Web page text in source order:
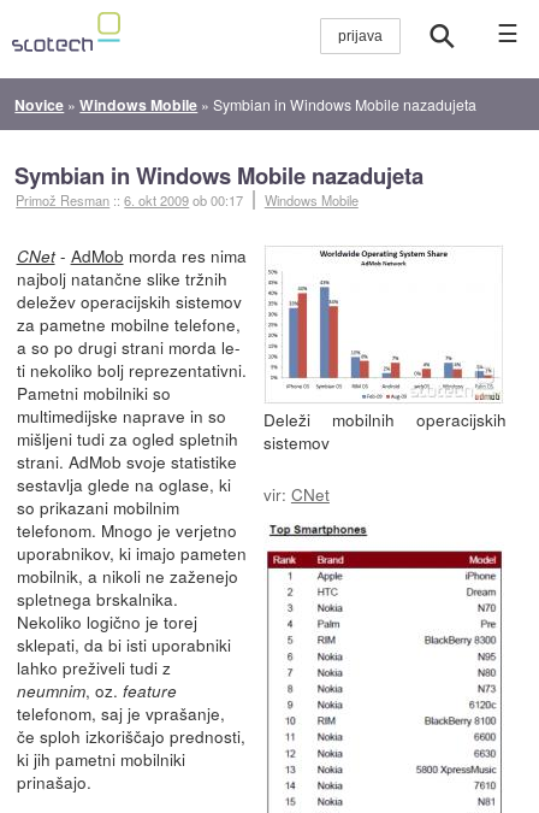
☰
Novice »Windows Mobile »Symbian in Windows Mobile nazadujeta
Symbian in Windows Mobile nazadujeta
Primož Resman ::6. okt 2009ob 00:17 Windows Mobile
Deleži mobilnih operacijskih
sistemov
vir: CNet
CNet- AdMob morda res nima
najbolj natančne slike tržnih
deležev operacijskih sistemov
za pametne mobilne telefone,
a so po drugi strani morda le-
ti nekoliko bolj reprezentativni.
Pametni mobilniki so
multimedijske naprave in so
mišljeni tudi za ogled spletnih
strani. AdMob svoje statistike
sestavlja glede na oglase, ki
so prikazani mobilnim
telefonom. Mnogo je verjetno
uporabnikov, ki imajo pameten
mobilnik, a nikoli ne zaženejo
spletnega brskalnika.
Nekoliko logično je torej
sklepati, da bi isti uporabniki
lahko preživeli tudi z
neumnim, oz. feature
telefonom, saj je vprašanje,
če sploh izkoriščajo prednosti,
ki jih pametni mobilniki
prinašajo.